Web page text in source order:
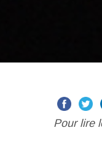
Pour lire